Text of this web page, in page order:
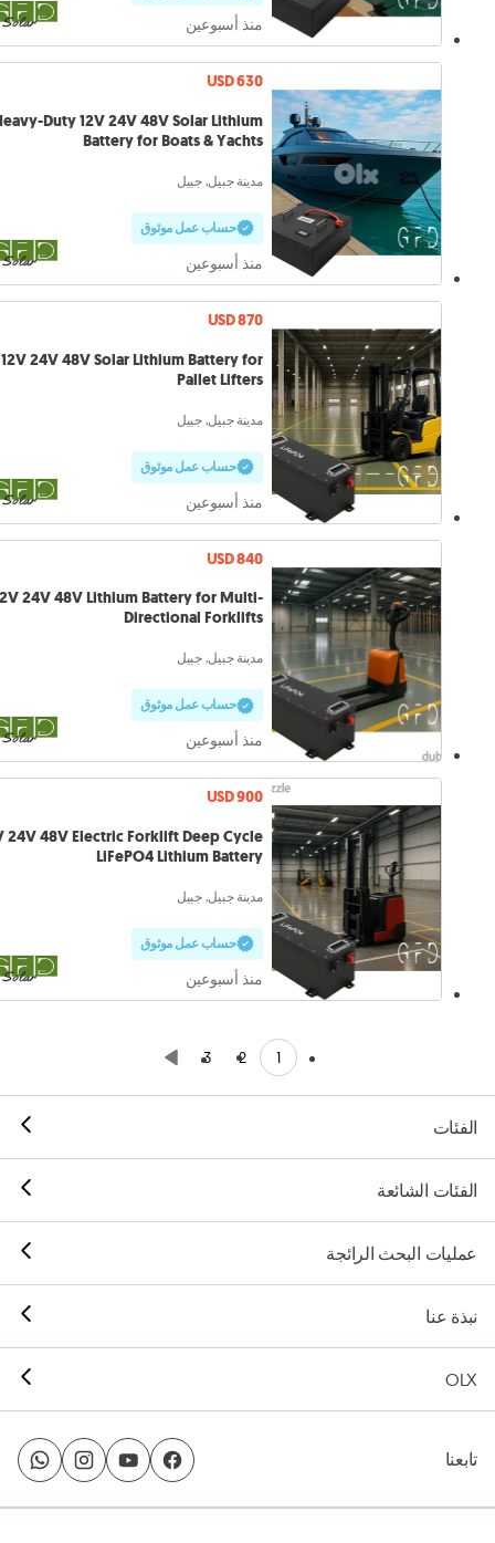
منذ أسبوعين
USD 630
Duty 12V 24V 48V Solar Lithium
Battery for Boats & Yachts
مدينة جبيل, جبيل
حساب عمل موثوق
منذ أسبوعين
USD 870
12V 24V 48V Solar Lithium Battery for
Pallet Lifters
مدينة جبيل, جبيل
حساب عمل موثوق
منذ أسبوعين
USD 840
for Multi-
Directional Forklifts
مدينة جبيل, جبيل
حساب عمل موثوق
منذ أسبوعين
USD 900
LiFePO4 Lithium Battery
مدينة جبيل, جبيل
حساب عمل موثوق
منذ أسبوعين
1
2
3
الفئات
الفئات الشائعة
عمليات البحث الرائجة
نبذة عنا
OLX
تابعنا